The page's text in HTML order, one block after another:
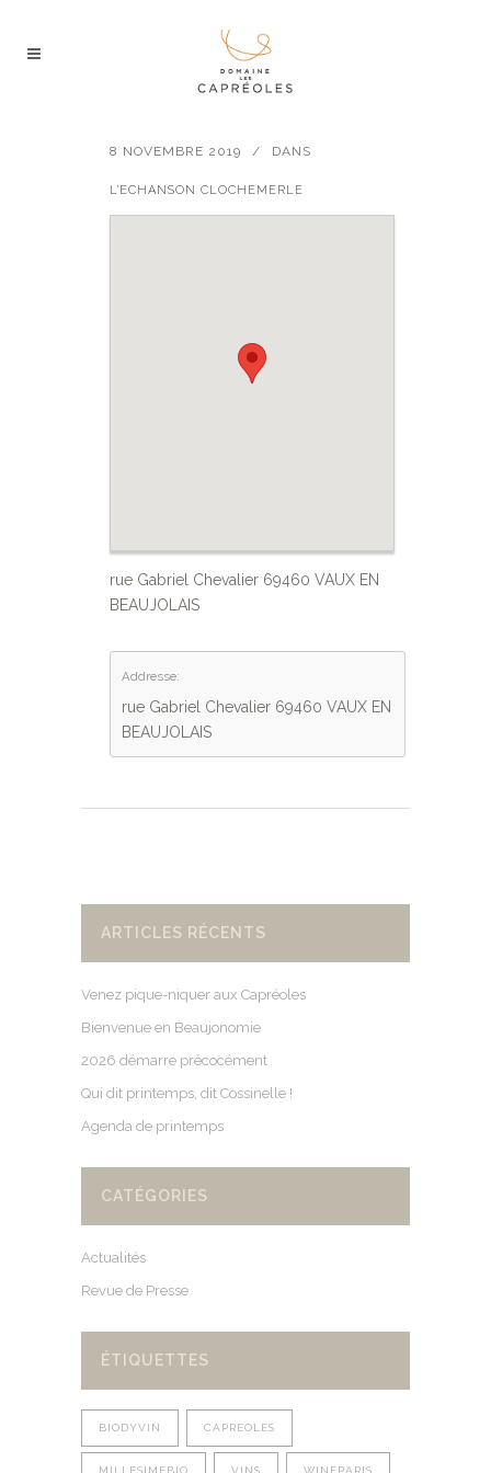
8 NOVEMBRE 2019 DANS
L’ECHANSON CLOCHEMERLE
rue Gabriel Chevalier 69460 VAUX EN
BEAUJOLAIS
Addresse:
rue Gabriel Chevalier 69460 VAUX EN
BEAUJOLAIS
ARTICLES RÉCENTS
Venez pique-niquer aux Capréoles
Bienvenue en Beaujonomie
2026 démarre précocément
Qui dit printemps, dit Cossinelle !
Agenda de printemps
CATÉGORIES
Actualités
Revue de Presse
ÉTIQUETTES
BIODYVIN CAPREOLES
MILLESIMEBIO VINS WINEPARIS